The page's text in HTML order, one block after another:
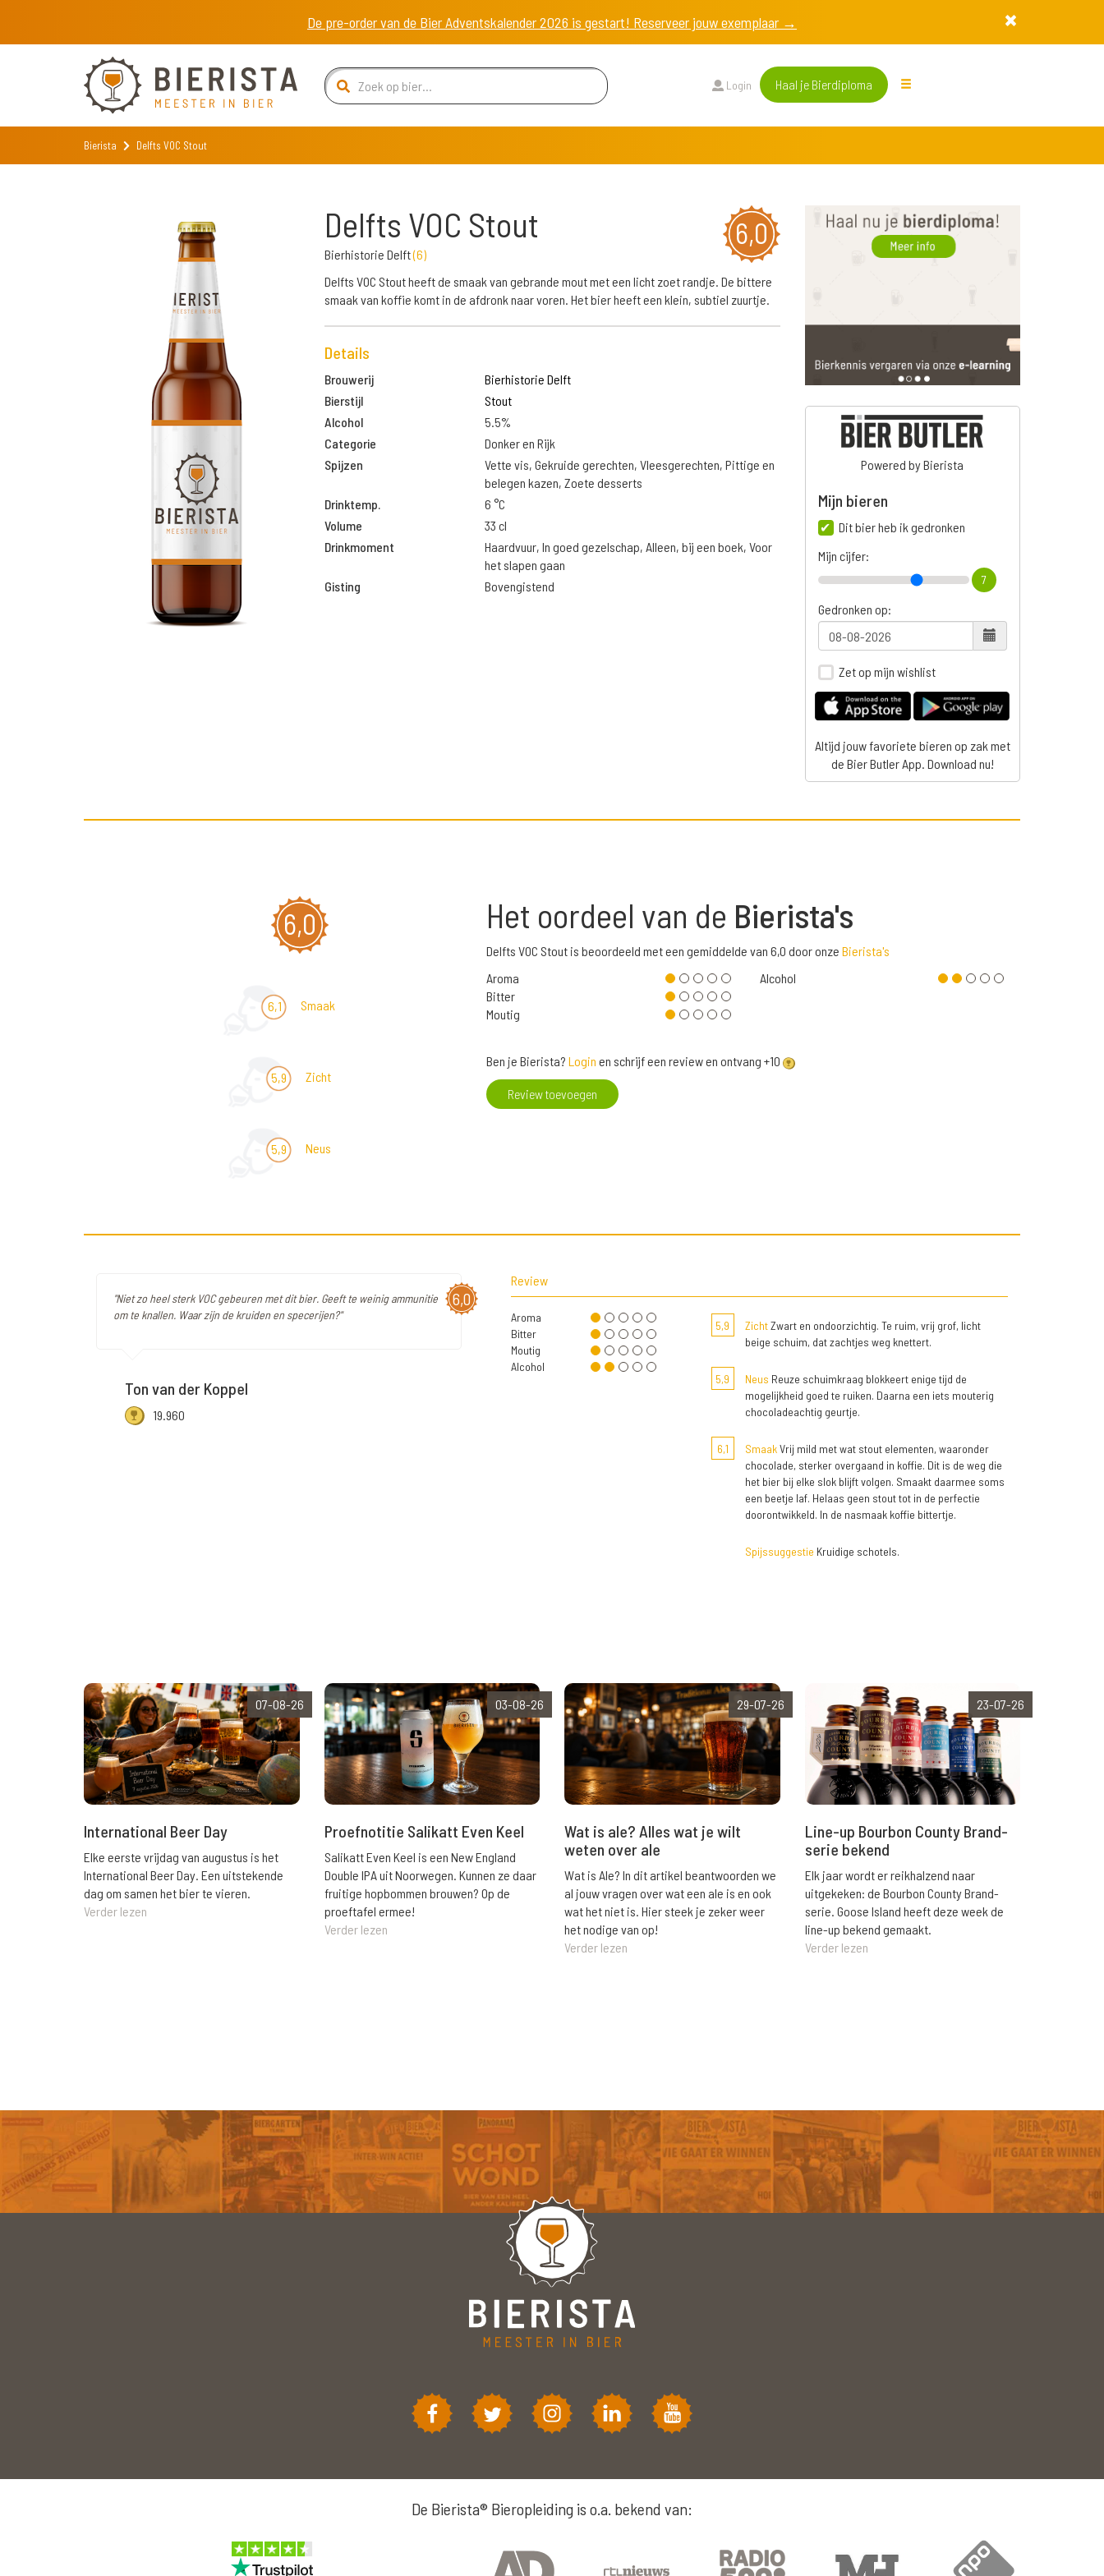
De pre-order van de Bier Adventskalender 2026 is gestart! Reserveer jouw exemplaar →
Login Haal je Bierdiploma
Bierista Delfts VOC Stout
6,0
Delfts VOC Stout
Bierhistorie Delft(6)
Delfts VOC Stout heeft de smaak van gebrande mout met een licht zoet randje. De bittere
smaak van koffie komt in de afdronk naar voren. Het bier heeft een klein, subtiel zuurtje.
Details
Brouwerij
Bierhistorie Delft
Bierstijl
Stout
Alcohol
5.5%
Categorie
Donker en Rijk
Spijzen
Vette vis, Gekruide gerechten, Vleesgerechten, Pittige en
belegen kazen, Zoete desserts
Drinktemp.
6 °C
Volume
33 cl
Drinkmoment
Haardvuur, In goed gezelschap, Alleen, bij een boek, Voor
het slapen gaan
Gisting
Bovengistend
Powered by Bierista
Mijn bieren
Dit bier heb ik gedronken
Mijn cijfer:
7
Gedronken op:
Zet op mijn wishlist
Altijd jouw favoriete bieren op zak met
de Bier Butler App. Download nu!
6,0
6,1 Smaak
5,9 Zicht
5,9 Neus
Het oordeel van de Bierista's
Delfts VOC Stout is beoordeeld met een gemiddelde van 6,0 door onze Bierista's
Aroma
Bitter
Moutig
Alcohol
Ben je Bierista? Login en schrijf een review en ontvang +10
Review toevoegen
6,0
"Niet zo heel sterk VOC gebeuren met dit bier. Geeft te weinig ammunitie
om te knallen. Waar zijn de kruiden en specerijen?"
Ton van der Koppel
19.960
Review
Aroma
Bitter
Moutig
Alcohol
5,9 ZichtZwart en ondoorzichtig. Te ruim, vrij grof, licht
beige schuim, dat zachtjes weg knettert.
5,9 Neus Reuze schuimkraag blokkeert enige tijd de
mogelijkheid goed te ruiken. Daarna een iets mouterig
chocoladeachtig geurtje.
6,1 SmaakVrij mild met wat stout elementen, waaronder
chocolade, sterker overgaand in koffie. Dit is de weg die
het bier bij elke slok blijft volgen. Smaakt daarmee soms
een beetje laf. Helaas geen stout tot in de perfectie
doorontwikkeld. In de nasmaak koffie bittertje.
Spijssuggestie Kruidige schotels.
07-08-26
International Beer Day
Elke eerste vrijdag van augustus is het
International Beer Day. Een uitstekende
dag om samen het bier te vieren.
Verder lezen
03-08-26
Proefnotitie Salikatt Even Keel
Salikatt Even Keel is een New England
Double IPA uit Noorwegen. Kunnen ze daar
fruitige hopbommen brouwen? Op de
proeftafel ermee!
Verder lezen
29-07-26
Wat is ale? Alles wat je wilt
weten over ale
Wat is Ale? In dit artikel beantwoorden we
al jouw vragen over wat een ale is en ook
wat het niet is. Hier steek je zeker weer
het nodige van op!
Verder lezen
23-07-26
Line-up Bourbon County Brand-
serie bekend
Elk jaar wordt er reikhalzend naar
uitgekeken: de Bourbon County Brand-
serie. Goose Island heeft deze week de
line-up bekend gemaakt.
Verder lezen
De Bierista® Bieropleiding is o.a. bekend van: